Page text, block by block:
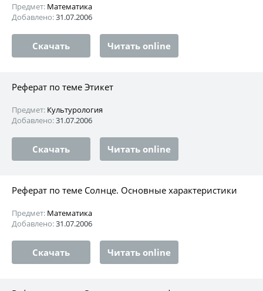
Предмет: Математика
Добавлено:31.07.2006
Скачать Читать online
Реферат по теме Этикет
Предмет: Культурология
Добавлено:31.07.2006
Скачать Читать online
Реферат по теме Солнце. Основные характеристики
Предмет: Математика
Добавлено:31.07.2006
Скачать Читать online